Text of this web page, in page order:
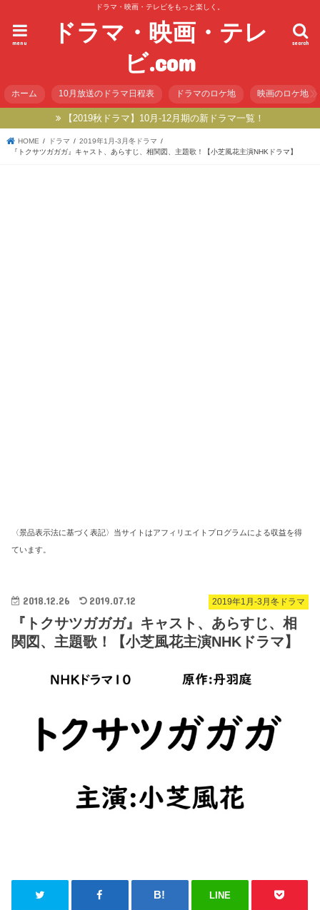
ドラマ・映画・テレビをもっと楽しく。
ドラマ・映画・テレ
ビ.com
search
menu
ホーム 10月放送のドラマ日程表 ドラマのロケ地 映画のロケ地
【2019秋ドラマ】10月-12月期の新ドラマ一覧！
HOME ドラマ
2019年1月-3月冬ドラマ
『トクサツガガガ』キャスト、あらすじ、相関図、主題歌！【小芝風花主演NHKドラマ】
〈景品表示法に基づく表記〉当サイトはアフィリエイトプログラムによる収益を得
ています。
2019年1月-3月冬ドラマ
2018.12.26 2019.07.12
『トクサツガガガ』キャスト、あらすじ、相
関図、主題歌！【小芝風花主演NHKドラマ】
LINE